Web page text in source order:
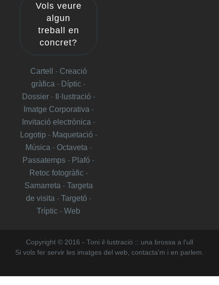
Vols veure
algun
treball en
concret?
Cartell - Creació
gràfica - Díptic -
Dossier - Il·lustració -
Imatge Corporativa -
Invitació electrònica -
Logotip - Maquetació -
Música - Octaveta -
Passatemps - Plafó -
Retoc fotogràfic-
Samarreta - Targeta
de visita - Targetó -
Tríptic - Web
Copyright © 2016 - Toni il·lustració :: una brossa a l'ull
Si vols fer servir les imatges del web, contacta'm i en parlem.